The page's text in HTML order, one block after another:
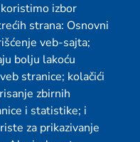
izbor
strana: Osnovni
veb-sajta;
bolju lakoću
stranice; kolačići
zbirnih
i statistike; i
za prikazivanje